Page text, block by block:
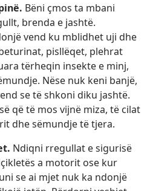
Bëni çmos ta mbani
brenda e jashtë.
vend ku mblidhet uji dhe
pisllëqet, plehrat
tërheqin insekte e minj,
Nëse nuk keni banjë,
se të shkoni diku jashtë.
që të mos vijnë miza, të cilat
dhe sëmundje të tjera.
Ndiqni rregullat e sigurisë
a motorit ose kur
se ai mjet nuk ka ndonjë